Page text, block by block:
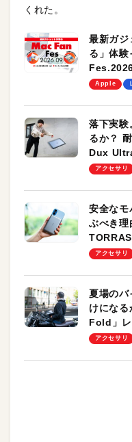
くれた。
最新ガジ
る」体
します！
Apple
落下実
るか？
Dux
のモバイ
アクセサリ
安全なモ
ぶべき理
ーも
アクセサリ
夏場のバ
けにな
Fold」レ
却プレー
アクセサリ